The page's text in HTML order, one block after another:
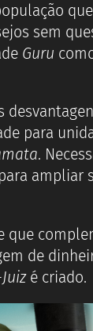
sem
Guru
para
.
para ampliar
que
de
é criado.